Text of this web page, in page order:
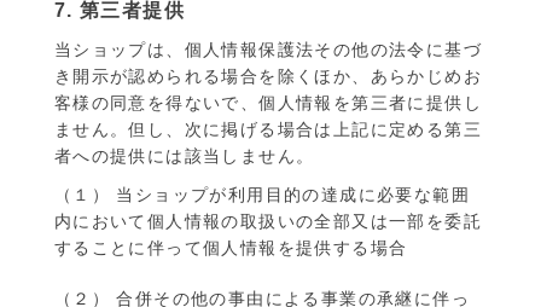
7. 第三者提供
当ショップは、個人情報保護法その他の法令に基づ
き開示が認められる場合を除くほか、あらかじめお
客様の同意を得ないで、個人情報を第三者に提供し
ません。但し、次に掲げる場合は上記に定める第三
者への提供には該当しません。
（１） 当ショップが利用目的の達成に必要な範囲
内において個人情報の取扱いの全部又は一部を委託
することに伴って個人情報を提供する場合
（２） 合併その他の事由による事業の承継に伴っ